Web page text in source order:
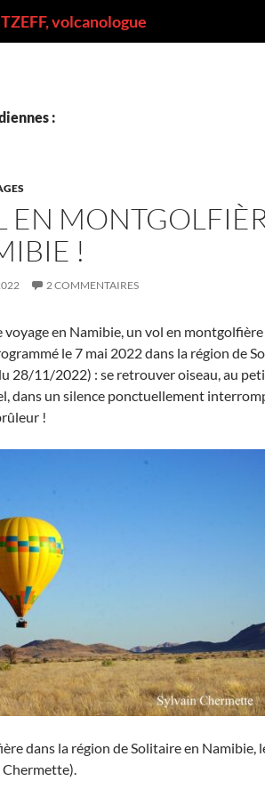
volcanologue
:
EN
!
2 COMMENTAIRES
en Namibie, un vol en
le 7 mai 2022 dans la région de
28/11/2022) : se retrouver oiseau, au
dans un silence ponctuellement
!
dans la région de Solitaire en Namibie,